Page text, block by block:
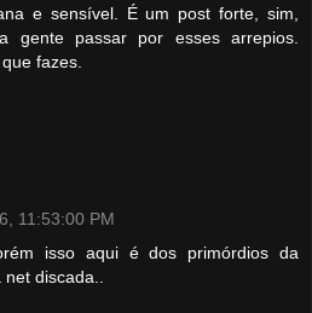
e sensível. É um post forte, sim,
gente passar por esses arrepios.
fazes.
11:53:00 PM
isso aqui é dos primórdios da
discada..